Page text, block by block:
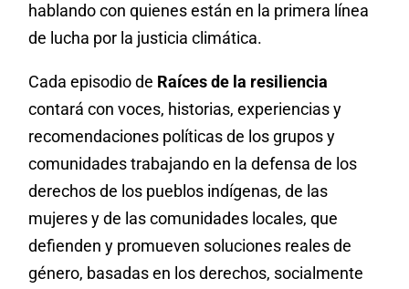
hablando con quienes están en la primera línea
de lucha por la justicia climática.
Cada episodio de Raíces de la resiliencia
contará con voces, historias, experiencias y
recomendaciones políticas de los grupos y
comunidades trabajando en la defensa de los
derechos de los pueblos indígenas, de las
mujeres y de las comunidades locales, que
defienden y promueven soluciones reales de
género, basadas en los derechos, socialmente